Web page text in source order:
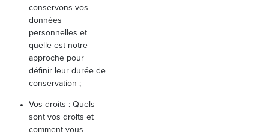
conservons vos
données
personnelles et
quelle est notre
approche pour
définir leur durée de
conservation ;
Vos droits : Quels
sont vos droits et
comment vous